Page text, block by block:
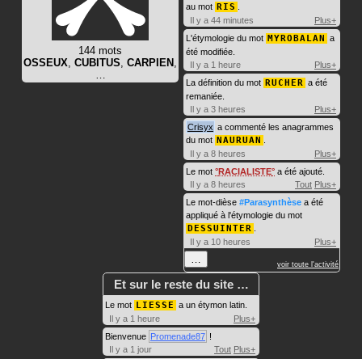
144 mots
OSSEUX CUBITUS CARPIEN
au mot RIS
Il y a 44 minutes
Plus+
L'étymologie du mot MYROBALAN a
été modifiée.
Il y a 1 heure
Plus+
La définition du mot RUCHER a été
remaniée.
Il y a 3 heures
Plus+
Crisyx a commenté les anagrammes
du mot NAURUAN
Il y a 8 heures
Plus+
Le mot RACIALISTE a été ajouté.
Il y a 8 heures
Tout Plus+
Le mot-dièse #Parasynthèse a été
appliqué à l'étymologie du mot
DESSUINTER
Il y a 10 heures
Plus+
voir toute l'activité
Et sur le reste du site …
Le mot LIESSE a un étymon latin.
Il y a 1 heure
Plus+
Bienvenue Promenade87 !
Il y a 1 jour
Tout Plus+